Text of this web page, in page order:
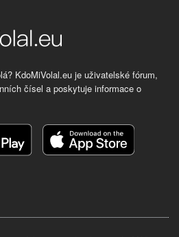
KdoMiVolal.eu je uživatelské fórum,
čísel a poskytuje informace o